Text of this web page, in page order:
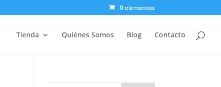
0 elementos
Tienda Quiénes Somos Blog Contacto